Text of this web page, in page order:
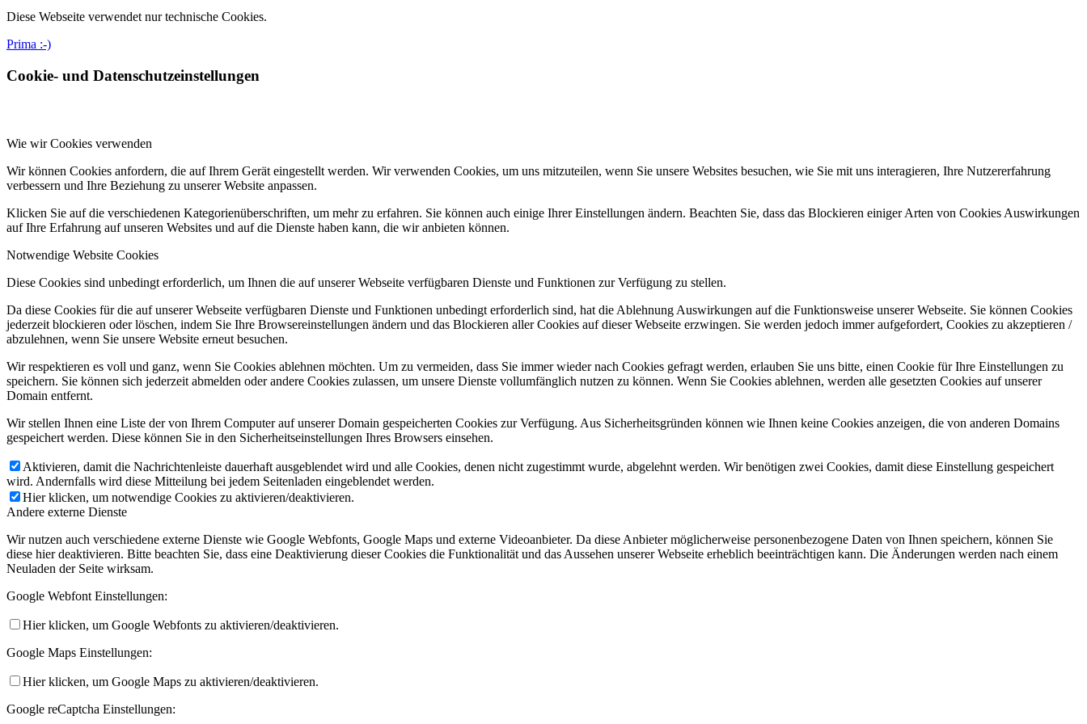
Diese Webseite verwendet nur technische Cookies.
Prima :-)
Cookie- und Datenschutzeinstellungen
Wie wir Cookies verwenden
Wir können Cookies anfordern, die auf Ihrem Gerät eingestellt werden. Wir verwenden Cookies, um uns mitzuteilen, wenn Sie unsere Websites besuchen, wie Sie mit uns interagieren, Ihre Nutzererfahrung
verbessern und Ihre Beziehung zu unserer Website anpassen.
Klicken Sie auf die verschiedenen Kategorienüberschriften, um mehr zu erfahren. Sie können auch einige Ihrer Einstellungen ändern. Beachten Sie, dass das Blockieren einiger Arten von Cookies Auswirkungen
auf Ihre Erfahrung auf unseren Websites und auf die Dienste haben kann, die wir anbieten können.
Notwendige Website Cookies
Diese Cookies sind unbedingt erforderlich, um Ihnen die auf unserer Webseite verfügbaren Dienste und Funktionen zur Verfügung zu stellen.
Da diese Cookies für die auf unserer Webseite verfügbaren Dienste und Funktionen unbedingt erforderlich sind, hat die Ablehnung Auswirkungen auf die Funktionsweise unserer Webseite. Sie können Cookies
jederzeit blockieren oder löschen, indem Sie Ihre Browsereinstellungen ändern und das Blockieren aller Cookies auf dieser Webseite erzwingen. Sie werden jedoch immer aufgefordert, Cookies zu akzeptieren /
abzulehnen, wenn Sie unsere Website erneut besuchen.
Wir respektieren es voll und ganz, wenn Sie Cookies ablehnen möchten. Um zu vermeiden, dass Sie immer wieder nach Cookies gefragt werden, erlauben Sie uns bitte, einen Cookie für Ihre Einstellungen zu
speichern. Sie können sich jederzeit abmelden oder andere Cookies zulassen, um unsere Dienste vollumfänglich nutzen zu können. Wenn Sie Cookies ablehnen, werden alle gesetzten Cookies auf unserer
Domain entfernt.
Wir stellen Ihnen eine Liste der von Ihrem Computer auf unserer Domain gespeicherten Cookies zur Verfügung. Aus Sicherheitsgründen können wie Ihnen keine Cookies anzeigen, die von anderen Domains
gespeichert werden. Diese können Sie in den Sicherheitseinstellungen Ihres Browsers einsehen.
Aktivieren, damit die Nachrichtenleiste dauerhaft ausgeblendet wird und alle Cookies, denen nicht zugestimmt wurde, abgelehnt werden. Wir benötigen zwei Cookies, damit diese Einstellung gespeichert
wird. Andernfalls wird diese Mitteilung bei jedem Seitenladen eingeblendet werden.
Hier klicken, um notwendige Cookies zu aktivieren/deaktivieren.
Andere externe Dienste
Wir nutzen auch verschiedene externe Dienste wie Google Webfonts, Google Maps und externe Videoanbieter. Da diese Anbieter möglicherweise personenbezogene Daten von Ihnen speichern, können Sie
diese hier deaktivieren. Bitte beachten Sie, dass eine Deaktivierung dieser Cookies die Funktionalität und das Aussehen unserer Webseite erheblich beeinträchtigen kann. Die Änderungen werden nach einem
Neuladen der Seite wirksam.
Google Webfont Einstellungen:
Hier klicken, um Google Webfonts zu aktivieren/deaktivieren.
Google Maps Einstellungen:
Hier klicken, um Google Maps zu aktivieren/deaktivieren.
Google reCaptcha Einstellungen: